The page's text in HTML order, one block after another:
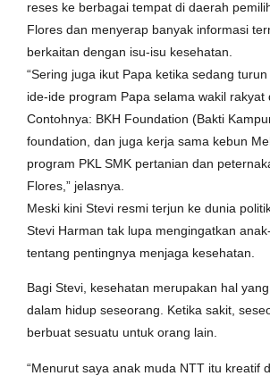
reses ke berbagai tempat di daerah
Flores dan menyerap banyak informasi
berkaitan dengan isu-isu kesehatan.
“Sering juga ikut Papa ketika sedang
ide-ide program Papa selama wakil rakyat
Contohnya: BKH Foundation (Bakti
foundation, dan juga kerja sama kebun
program PKL SMK pertanian dan
Flores,” jelasnya.
Meski kini Stevi resmi terjun ke dunia
Stevi Harman tak lupa mengingatkan
tentang pentingnya menjaga kesehatan.
Bagi Stevi, kesehatan merupakan hal
dalam hidup seseorang. Ketika sakit,
berbuat sesuatu untuk orang lain.
“Menurut saya anak muda NTT itu kreatif